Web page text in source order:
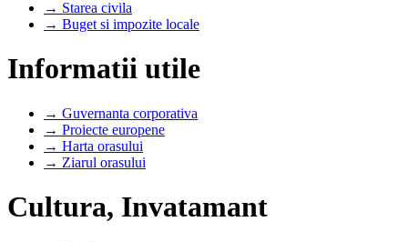
→ Starea civila
→ Buget si impozite locale
Informatii utile
→ Guvernanta corporativa
→ Proiecte europene
→ Harta orasului
→ Ziarul orasului
Cultura, Invatamant